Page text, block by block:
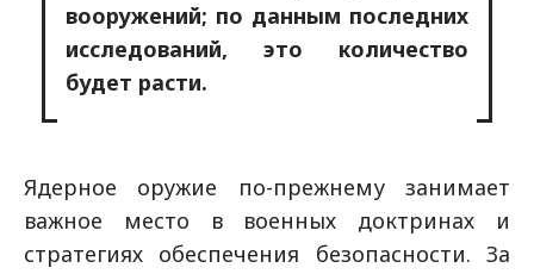
вооружений; по данным последних
исследований, это количество
будет расти.
Ядерное оружие по-прежнему занимает
важное место в военных доктринах и
стратегиях обеспечения безопасности. За